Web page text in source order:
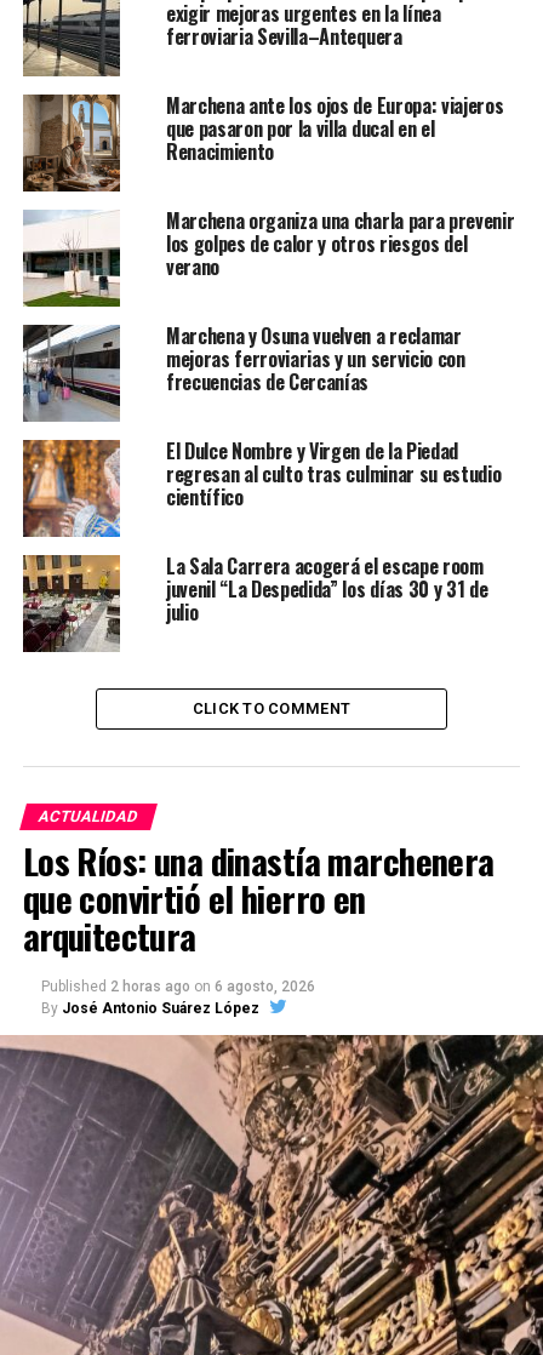
exigir mejoras urgentes en la línea
ferroviaria Sevilla–Antequera
Marchena ante los ojos de Europa: viajeros
que pasaron por la villa ducal en el
Renacimiento
Marchena organiza una charla para prevenir
los golpes de calor y otros riesgos del
verano
Marchena y Osuna vuelven a reclamar
mejoras ferroviarias y un servicio con
frecuencias de Cercanías
El Dulce Nombre y Virgen de la Piedad
regresan al culto tras culminar su estudio
científico
La Sala Carrera acogerá el escape room
juvenil “La Despedida” los días 30 y 31 de
julio
CLICK TO COMMENT
ACTUALIDAD
Los Ríos: una dinastía marchenera
que convirtió el hierro en
arquitectura
Published 2 horas ago on 6 agosto, 2026
By José Antonio Suárez López